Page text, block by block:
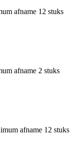
afname 12 stuks
afname 2 stuks
afname 12 stuks